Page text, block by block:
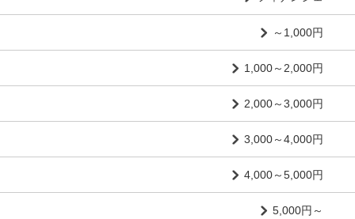
～1,000円
1,000～2,000円
2,000～3,000円
3,000～4,000円
4,000～5,000円
5,000円～